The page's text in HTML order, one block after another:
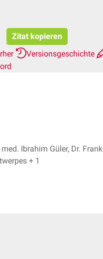
Zitat kopieren
Versionsgeschichte
med. Ibrahim Güler, Dr. Frank
Antwerpes + 1